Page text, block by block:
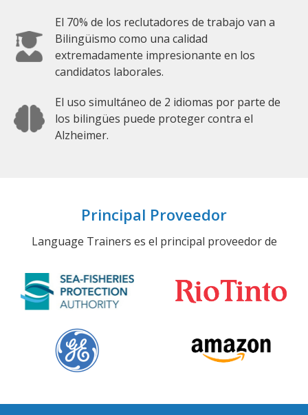
El 70% de los reclutadores de trabajo van a
Bilingüismo como una calidad
extremadamente impresionante en los
candidatos laborales.
El uso simultáneo de 2 idiomas por parte de
los bilingües puede proteger contra el
Alzheimer.
Principal Proveedor
Language Trainers es el principal proveedor de